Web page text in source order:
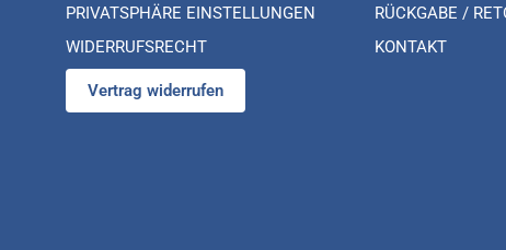
PRIVATSPHÄRE EINSTELLUNGEN
WIDERRUFSRECHT
Vertrag widerrufen
RÜCKGABE /
KONTAKT